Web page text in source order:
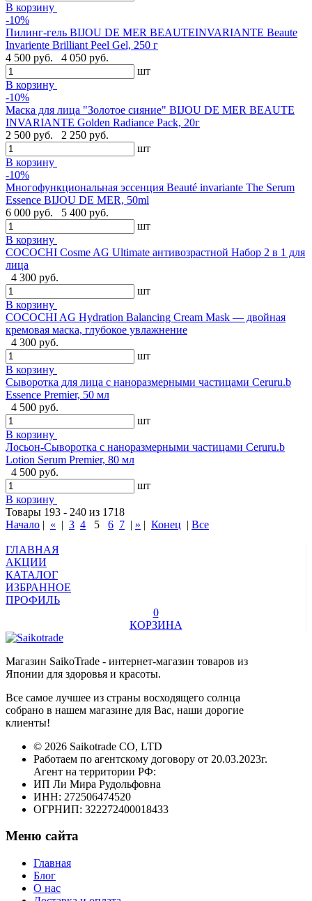
В корзину
-10%
Пилинг-гель BIJOU DE MER BEAUTEINVARIANTE Beaute
Invariente Brilliant Peel Gel, 250 г
4 500 руб.
4 050 руб.
шт
В корзину
-10%
Маска для лица "Золотое сияние" BIJOU DE MER BEAUTE
INVARIANTE Golden Radiance Pack, 20г
2 500 руб.
2 250 руб.
шт
В корзину
-10%
Многофункциональная эссенция Beauté invariante The Serum
Essence BIJOU DE MER, 50ml
6 000 руб.
5 400 руб.
шт
В корзину
COCOCHI Cosme AG Ultimate антивозрастной Набор 2 в 1 для
лица
4 300 руб.
шт
В корзину
COCOCHI AG Hydration Balancing Cream Mask — двойная
кремовая маска, глубокое увлажнение
4 300 руб.
шт
В корзину
Сыворотка для лица с наноразмерными частицами Ceruru.b
Essence Premier, 50 мл
4 500 руб.
шт
В корзину
Лосьон-Сыворотка с наноразмерными частицами Ceruru.b
Lotion Serum Premier, 80 мл
4 500 руб.
шт
В корзину
Товары 193 - 240 из 1718
Начало | « | 3 4 5 6 7 | » | Конец | Все
ГЛАВНАЯ
АКЦИИ
КАТАЛОГ
ИЗБРАННОЕ
ПРОФИЛЬ
0
КОРЗИНА
Магазин SaikoTrade - интернет-магазин товаров из
Японии для здоровья и красоты.
Все самое лучшее из страны восходящего солнца
собрано в нашем магазине для Вас, наши дорогие
клиенты!
© 2026 Saikotrade CO, LTD
Работаем по агентскому договору от 20.03.2023г.
Агент на территории РФ:
ИП Ли Мира Рудольфовна
ИНН: 272506474520
ОГРНИП: 322272400018433
Меню сайта
Главная
Блог
О нас